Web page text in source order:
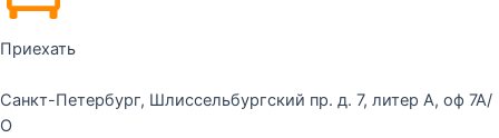
Приехать
Санкт-Петербург, Шлиссельбургский пр. д. 7, литер А, оф 7А/
О